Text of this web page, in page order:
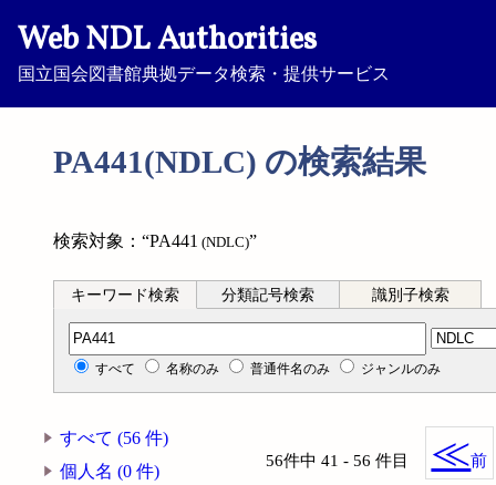
Web NDL Authorities
国立国会図書館典拠データ検索・提供サービス
PA441(NDLC) の検索結果
検索対象：“PA441 (NDLC)”
キーワード検索 分類記号検索 識別子検索
分類記号検索
すべて 名称のみ 普通件名のみ ジャンルのみ
すべて (56 件)
個人名 (0 件)
56件中 41 - 56 件目 ≪前